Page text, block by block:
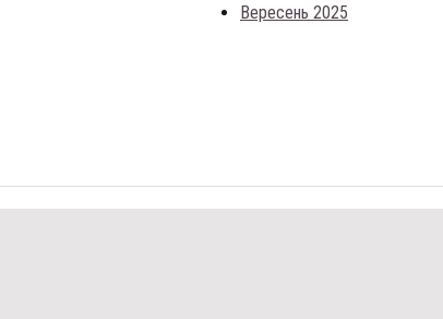
Вересень 2025